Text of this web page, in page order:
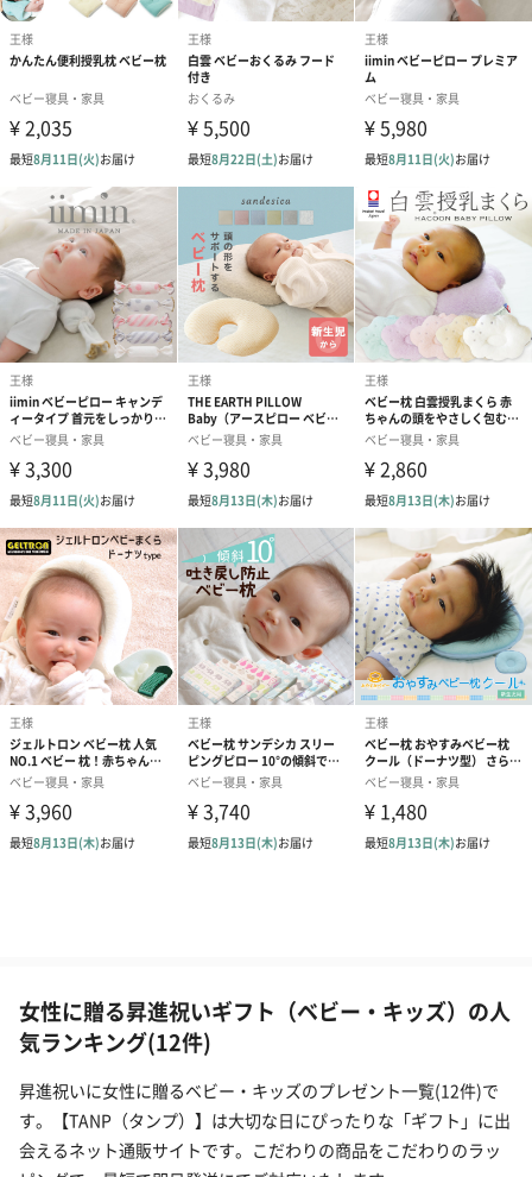
女性に贈る昇進祝いギフト（ベビー・キッズ）の人
気ランキング(12件)
昇進祝いに女性に贈るベビー・キッズのプレゼント一覧(12件)で
す。【TANP（タンプ）】は大切な日にぴったりな「ギフト」に出
会えるネット通販サイトです。こだわりの商品をこだわりのラッ